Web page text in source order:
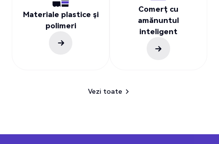
Materiale plastice și
polimeri
Comerț cu
amănuntul
inteligent
Vezi toate